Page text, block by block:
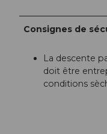
Consignes de
La descente
doit être
conditions